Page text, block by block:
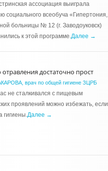
ассоциация выиграла
социального всеобуча «Гипертония,
больницы № 12 (г. Заводоуковск)
к этой программе.Далее →
достаточно прост
врач по общей гигиене ЗЦРБ
не сталкивался с пищевым
проявлений можно избежать, если
гигиены.Далее →